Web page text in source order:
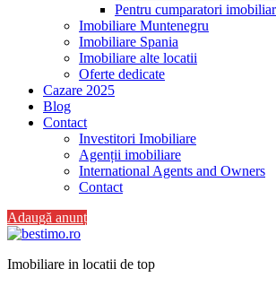
Pentru cumparatori
Imobiliare Muntenegru
Imobiliare Spania
Imobiliare alte locatii
Oferte dedicate
Cazare 2025
Blog
Contact
Investitori Imobiliare
Agenții imobiliare
International Agents and Owners
Contact
Adaugă anunț
Imobiliare in locatii de top